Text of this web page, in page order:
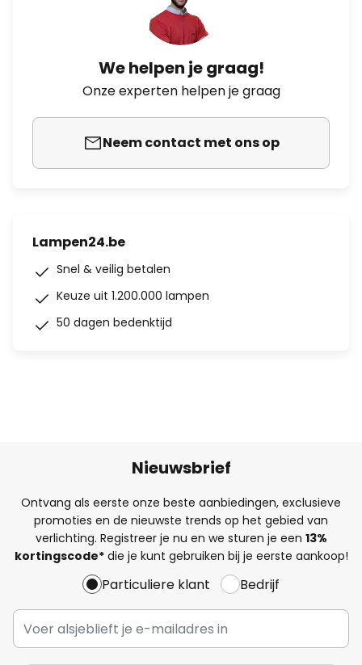
We helpen je graag!
Onze experten helpen je graag
Neem contact met ons op
Lampen24.be
Snel & veilig betalen
Keuze uit 1.200.000 lampen
50 dagen bedenktijd
Nieuwsbrief
Ontvang als eerste onze beste aanbiedingen, exclusieve
promoties en de nieuwste trends op het gebied van
verlichting. Registreer je nu en we sturen je een 13%
kortingscode*die je kunt gebruiken bij je eerste aankoop!
Particuliere klant Bedrijf